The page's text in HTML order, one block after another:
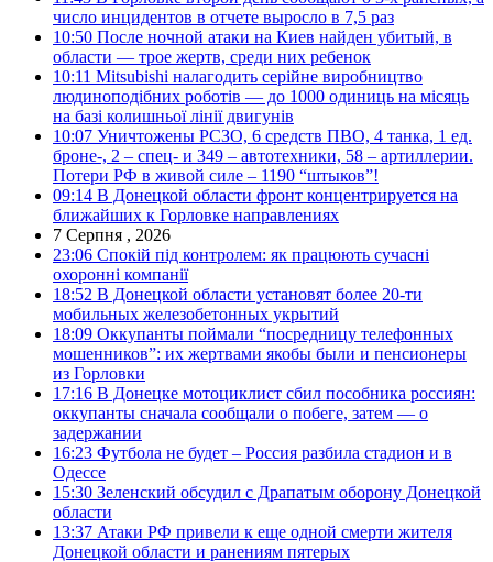
число инцидентов в отчете выросло в 7,5 раз
10:50 После ночной атаки на Киев найден убитый, в
области — трое жертв, среди них ребенок
10:11 Mitsubishi налагодить серійне виробництво
людиноподібних роботів — до 1000 одиниць на місяць
на базі колишньої лінії двигунів
10:07 Уничтожены РСЗО, 6 средств ПВО, 4 танка, 1 ед.
броне-, 2 – спец- и 349 – автотехники, 58 – артиллерии.
Потери РФ в живой силе – 1190 “штыков”!
09:14 В Донецкой области фронт концентрируется на
ближайших к Горловке направлениях
7 Серпня , 2026
23:06 Спокій під контролем: як працюють сучасні
охоронні компанії
18:52 В Донецкой области установят более 20-ти
мобильных железобетонных укрытий
18:09 Оккупанты поймали “посредницу телефонных
мошенников”: их жертвами якобы были и пенсионеры
из Горловки
17:16 В Донецке мотоциклист сбил пособника россиян:
оккупанты сначала сообщали о побеге, затем — о
задержании
16:23 Футбола не будет – Россия разбила стадион и в
Одессе
15:30 Зеленский обсудил с Драпатым оборону Донецкой
области
13:37 Атаки РФ привели к еще одной смерти жителя
Донецкой области и ранениям пятерых